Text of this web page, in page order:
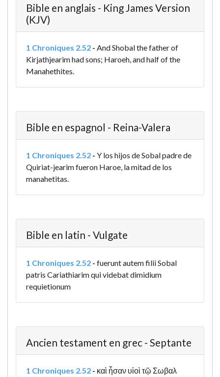
Bible en anglais - King James Version
(KJV)
1 Chroniques 2.52 - And Shobal the father of
Kirjathjearim had sons; Haroeh, and half of the
Manahethites.
Bible en espagnol - Reina-Valera
1 Chroniques 2.52 - Y los hijos de Sobal padre de
Quiriat-jearim fueron Haroe, la mitad de los
manahetitas.
Bible en latin - Vulgate
1 Chroniques 2.52 - fuerunt autem filii Sobal
patris Cariathiarim qui videbat dimidium
requietionum
Ancien testament en grec - Septante
1 Chroniques 2.52 - καὶ ἦσαν υἱοὶ τῷ Σωβαλ